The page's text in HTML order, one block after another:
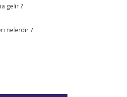
gelir ?
nelerdir ?